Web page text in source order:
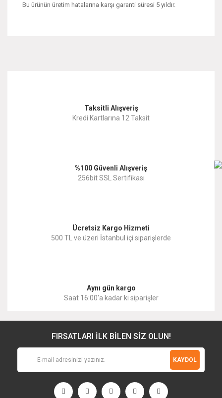
Bu ürünün üretim hatalarına karşı garanti süresi 5 yıldır.
Ürün resmi kalitesiz, bozuk veya görüntülenemiyor.
Ürün fiyatı diğer sitelerden daha pahalı.
Taksitli Alışveriş
Kredi Kartlarına 12 Taksit
%100 Güvenli Alışveriş
256bit SSL Sertifikası
Ücretsiz Kargo Hizmeti
500 TL ve üzeri İstanbul içi siparişlerde
Aynı gün kargo
Saat 16:00'a kadar ki siparişler
FIRSATLARI İLK BİLEN SİZ OLUN!
KAYDOL